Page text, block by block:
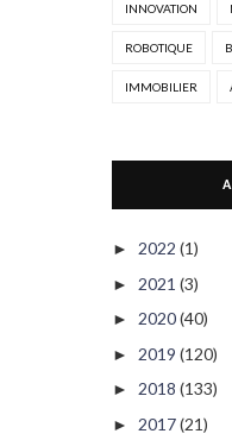
INNOVATION
ROBOTIQUE
IMMOBILIER
► 2022 (1)
► 2021 (3)
► 2020(40)
► 2019 (120)
► 2018 (133)
► 2017(21)